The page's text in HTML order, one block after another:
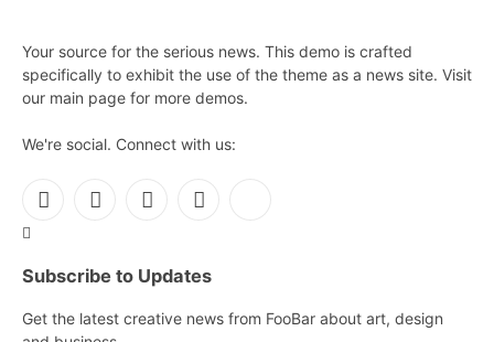
Your source for the serious news. This demo is crafted
specifically to exhibit the use of the theme as a news site. Visit
our main page for more demos.
We're social. Connect with us:
Facebook
X
InstagramPinterest
Subscribe to Updates
Get the latest creative news from FooBar about art, design